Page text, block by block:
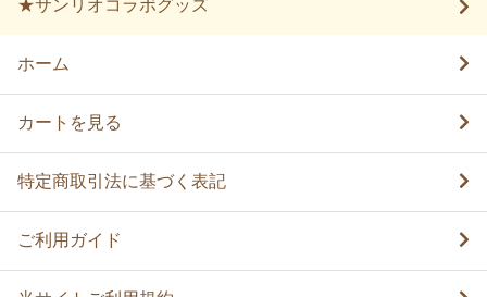
★サンリオコラボグッズ
ホーム
カートを見る
特定商取引法に基づく表記
ご利用ガイド